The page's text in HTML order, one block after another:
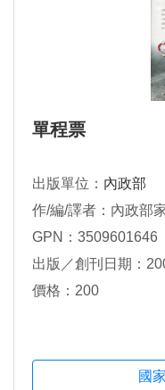
單程票
出版單位： 內政部
作/編/譯者：內政部
GPN：3509601646
出版／創刊日期：
價格：200
國